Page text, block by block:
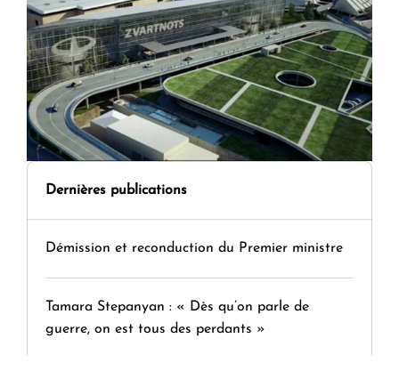
Dernières publications
Démission et reconduction du Premier ministre
Tamara Stepanyan : « Dès qu’on parle de
guerre, on est tous des perdants »